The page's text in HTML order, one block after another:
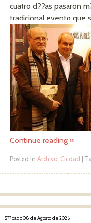
cuatro d??as pasaron
tradicional evento que
Continue reading »
Posted in Archivo Ciudad
Post
S??bado 08 de Agosto de 2026